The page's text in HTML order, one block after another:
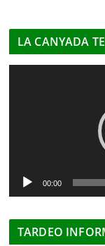
LA CANYADA
c
00:00
TARDEO